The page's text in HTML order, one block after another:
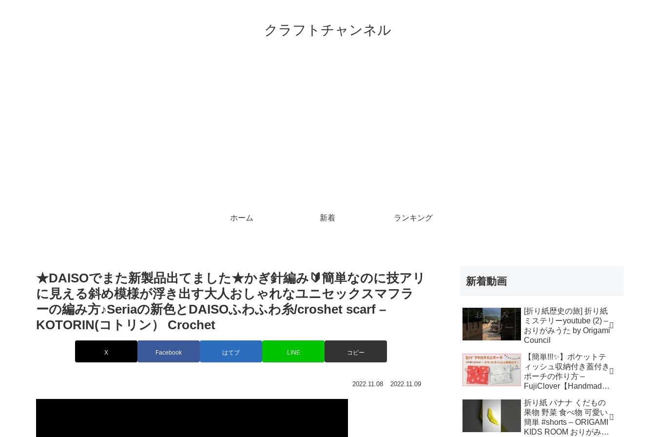
クラフトチャンネル
ホーム 新着 ランキング
★DAISOでまた新製品出てました★かぎ針編み🔰簡単なのに技アリ
に見える斜め模様が浮き出す大人おしゃれなユニセックスマフラ
ーの編み方♪Seriaの新色とDAISOふわふわ糸/croshet scarf –
KOTORIN(コトリン） Crochet
X Facebook はてブ LINE コピー
2022.11.08 2022.11.09
新着動画
[折り紙歴史の旅] 折り紙
ミステリーyoutube (2) –
おりがみうた by Origami
Council
【簡単!!!✨】ポケットテ
ィッシュ収納付き蓋付き
ポーチの作り方 –
FujiClover【Handmade
折り紙 バナナ くだもの
果物 野菜 食べ物 可愛い
簡単 #shorts – ORIGAMI
KIDS ROOM おりがみキ